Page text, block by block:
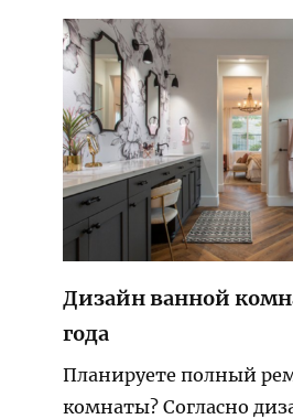
Дизайн ванной
года
Планируете полный
комнаты? Согласно